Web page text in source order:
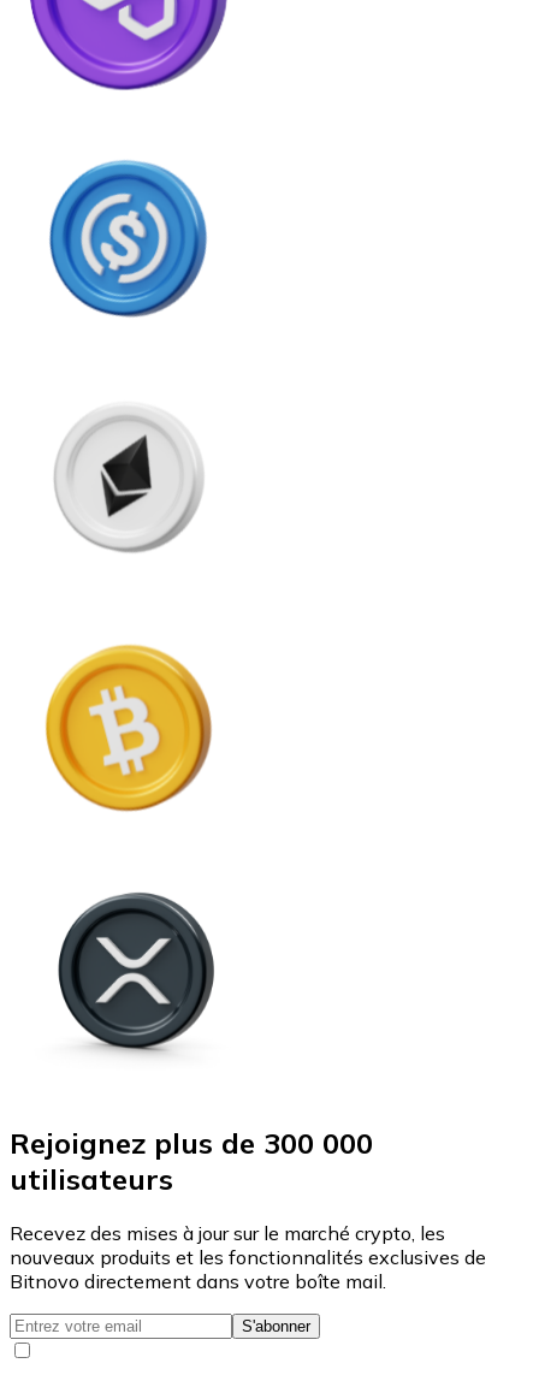
Rejoignez plus de 300 000
utilisateurs
Recevez des mises à jour sur le marché crypto, les
nouveaux produits et les fonctionnalités exclusives de
Bitnovo directement dans votre boîte mail.
S'abonner